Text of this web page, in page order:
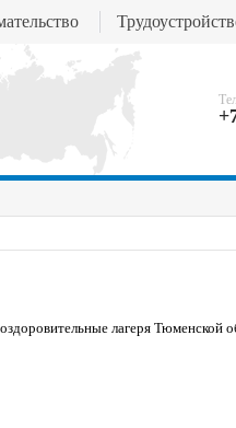
лагеря Тюменской